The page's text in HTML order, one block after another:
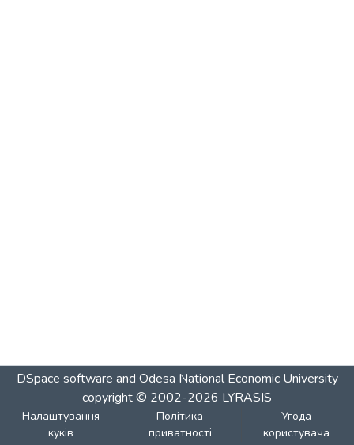
DSpace software and Odesa National Economic University
copyright © 2002-2026 LYRASIS
Налаштування
куків
Політика
приватності
Угода
користувача